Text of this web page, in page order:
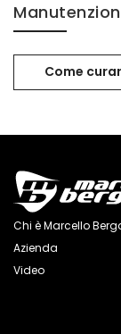
Come
Chi è Marcello
Azienda
Video